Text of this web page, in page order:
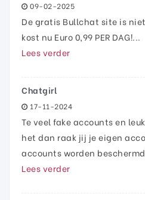
09-02-2025
De gratis Bullchat site is
kost nu Euro 0,99 PER DAG!...
Lees verder
Chatgirl
17-11-2024
Te veel fake accounts en
het dan raak jij je eigen
accounts worden
Lees verder